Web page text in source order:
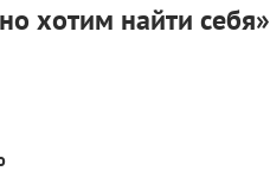
хотим найти себя»